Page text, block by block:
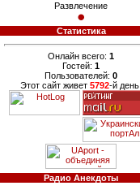
Развлечение
Статистика
Онлайн всего: 1
Гостей: 1
Пользователей: 0
Этот сайт живет 5792-й день.
Радио Анекдоты